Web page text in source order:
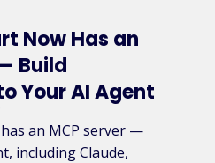
Now Has an
Build
Your AI Agent
an MCP server —
including Claude,